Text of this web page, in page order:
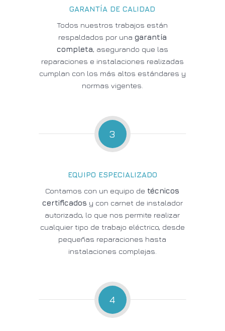
GARANTÍA DE CALIDAD
Todos nuestros trabajos están
respaldados por una garantía
completa, asegurando que las
reparaciones e instalaciones realizadas
cumplan con los más altos estándares y
normas vigentes.
3
EQUIPO ESPECIALIZADO
Contamos con un equipo de técnicos
certificados y con carnet de instalador
autorizado, lo que nos permite realizar
cualquier tipo de trabajo eléctrico, desde
pequeñas reparaciones hasta
instalaciones complejas.
4